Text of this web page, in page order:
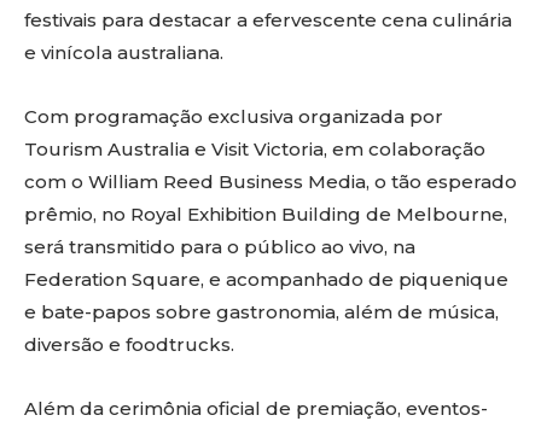
festivais para destacar a efervescente cena culinária
e vinícola australiana.
Com programação exclusiva organizada por
Tourism Australia e Visit Victoria, em colaboração
com o William Reed Business Media, o tão esperado
prêmio, no Royal Exhibition Building de Melbourne,
será transmitido para o público ao vivo, na
Federation Square, e acompanhado de piquenique
e bate-papos sobre gastronomia, além de música,
diversão e foodtrucks.
Além da cerimônia oficial de premiação, eventos-